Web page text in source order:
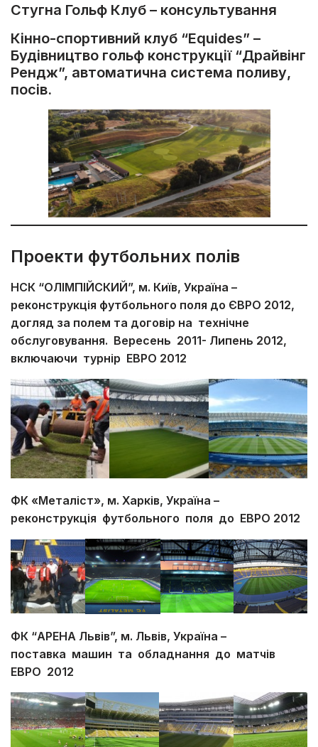
Стугна Гольф Клуб – консультування
Кінно-спортивний клуб “Equides” –
Будівництво гольф конструкції “Драйвінг
Рендж”, автоматична система поливу,
посів.
Проекти футбольних полів
НСК “ОЛІМПІЙСКИЙ”, м. Київ, Україна –
реконструкція футбольного поля до ЄВРО 2012,
догляд за полем та договір на технічне
обслуговування. Вересень 2011- Липень 2012,
включаючи турнір ЕВРО 2012
ФК «Металіст», м. Харків, Україна –
реконструкція футбольного поля до ЕВРО 2012
ФК “АРЕНА Львів”, м. Львів, Україна –
поставка машин та обладнання до матчів
ЕВРО 2012